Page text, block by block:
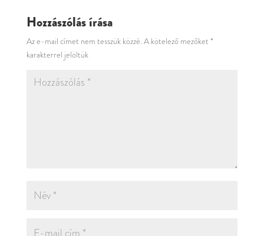
Hozzászólás írása
Az e-mail címet nem tesszük közzé. A kötelező mezőket *
karakterrel jelöltük